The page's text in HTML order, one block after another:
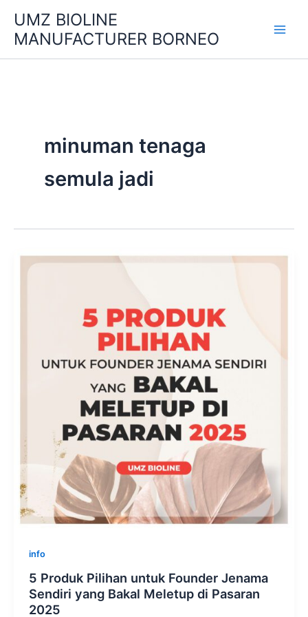
content
UMZ BIOLINE
MANUFACTURER BORNEO
minuman tenaga
semula jadi
info
5 Produk Pilihan untuk Founder Jenama
Sendiri yang Bakal Meletup di Pasaran
2025